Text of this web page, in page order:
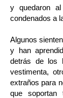
y quedaron
condenados a
Algunos
y han
detrás de los
vestimenta,
extraños para
que soportan